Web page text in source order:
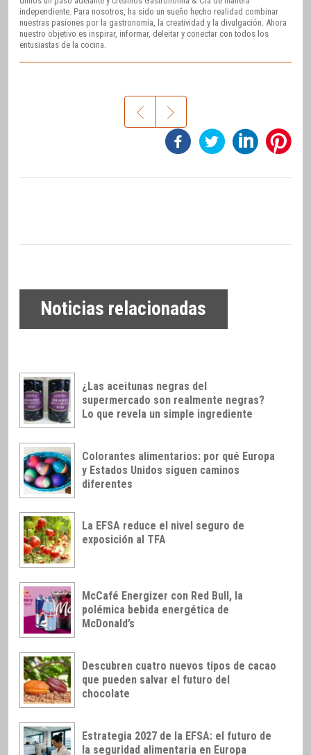
independiente. Para nosotros, ha sido un sueño hecho realidad combinar
nuestras pasiones por la gastronomía, la creatividad y la divulgación. Ahora
nuestro objetivo es inspirar, informar, deleitar y conectar con todos los
entusiastas de la cocina.
Noticias relacionadas
¿Las aceitunas negras del
supermercado son realmente negras?
Lo que revela un simple ingrediente
Colorantes alimentarios: por qué Europa
y Estados Unidos siguen caminos
diferentes
La EFSA reduce el nivel seguro de
exposición al TFA
McCafé Energizer con Red Bull, la
polémica bebida energética de
McDonald’s
Descubren cuatro nuevos tipos de cacao
que pueden salvar el futuro del
chocolate
Estrategia 2027 de la EFSA: el futuro de
la seguridad alimentaria en Europa